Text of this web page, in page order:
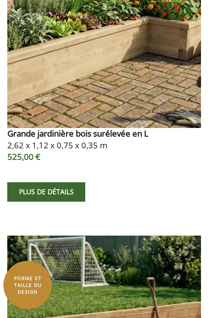
Grande jardinière bois surélevée en L
2,62 x 1,12 x 0,75 x 0,35 m
525,00 €
PLUS DE DÉTAILS
FORME ET
TAILLE DU
DESIGN